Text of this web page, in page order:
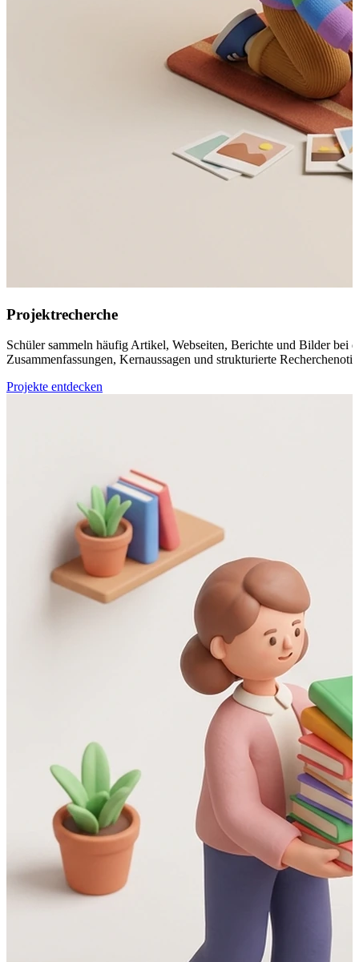
Projektrecherche
Schüler sammeln häufig Artikel, Webseiten, Berichte und Bilder bei
Zusammenfassungen, Kernaussagen und strukturierte
Projekte entdecken